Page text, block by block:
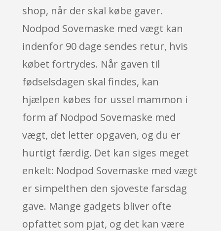
shop, når der skal købe gaver.
Nodpod Sovemaske med vægt kan
indenfor 90 dage sendes retur, hvis
købet fortrydes. Når gaven til
fødselsdagen skal findes, kan
hjælpen købes for ussel mammon i
form af Nodpod Sovemaske med
vægt, det letter opgaven, og du er
hurtigt færdig. Det kan siges meget
enkelt: Nodpod Sovemaske med vægt
er simpelthen den sjoveste farsdag
gave. Mange gadgets bliver ofte
opfattet som pjat, og det kan være